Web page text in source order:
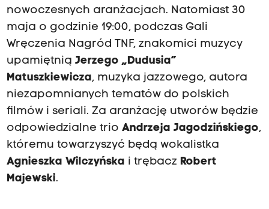
nowoczesnych aranżacjach. Natomiast 30
maja o godzinie 19:00, podczas Gali
Wręczenia Nagród TNF, znakomici muzycy
upamiętnią Jerzego „Dudusia”
Matuszkiewicza, muzyka jazzowego, autora
niezapomnianych tematów do polskich
filmów i seriali. Za aranżację utworów będzie
odpowiedzialne trio Andrzeja Jagodzińskiego,
któremu towarzyszyć będą wokalistka
Agnieszka Wilczyńska i trębacz Robert
Majewski.